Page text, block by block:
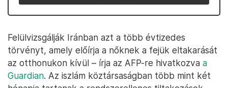
Felülvizsgálják Iránban azt a több évtizedes
törvényt, amely előírja a nőknek a fejük eltakarását
az otthonukon kívül – írja az AFP-re hivatkozva a
Guardian. Az iszlám köztársaságban több mint két